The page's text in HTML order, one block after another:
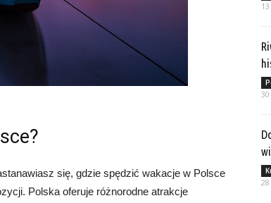
się, gdzie spędzić wakacje w Polsce
Polska oferuje różnorodne atrakcje